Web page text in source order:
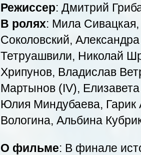
Режиссер: Дмитрий
В ролях: Мила
Соколовский,
Тетруашвили, Николай
Хрипунов, Владислав
Мартынов (IV),
Юлия Миндубаева,
Вологина, Альбина
О фильме: В финале